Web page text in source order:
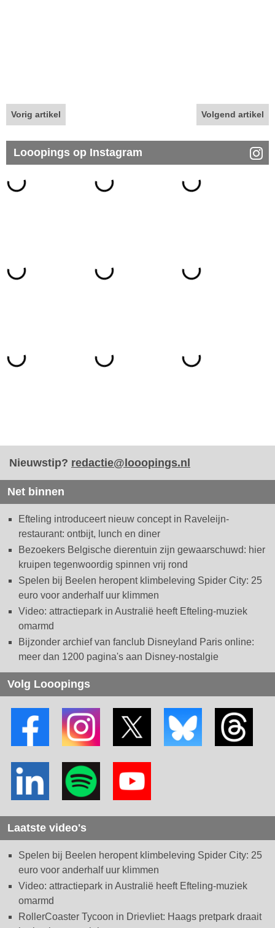
Vorig artikel Volgend artikel
Looopings op Instagram
Nieuwstip? redactie@looopings.nl
Net binnen
Efteling introduceert nieuw concept in Raveleijn-
restaurant: ontbijt, lunch en diner
Bezoekers Belgische dierentuin zijn gewaarschuwd: hier
kruipen tegenwoordig spinnen vrij rond
Spelen bij Beelen heropent klimbeleving Spider City: 25
euro voor anderhalf uur klimmen
Video: attractiepark in Australië heeft Efteling-muziek
omarmd
Bijzonder archief van fanclub Disneyland Paris online:
meer dan 1200 pagina's aan Disney-nostalgie
Volg Looopings
Laatste video's
Spelen bij Beelen heropent klimbeleving Spider City: 25
euro voor anderhalf uur klimmen
Video: attractiepark in Australië heeft Efteling-muziek
omarmd
RollerCoaster Tycoon in Drievliet: Haags pretpark draait